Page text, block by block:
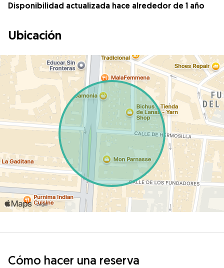
Disponibilidad actualizada hace alrededor de 1 año
Ubicación
Cómo hacer una reserva